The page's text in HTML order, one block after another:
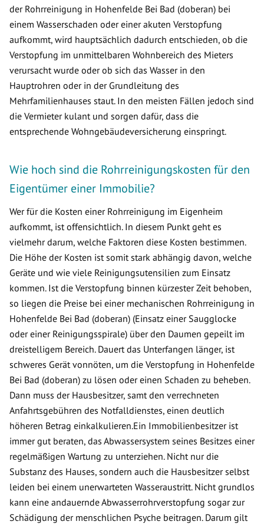
der Rohrreinigung in Hohenfelde Bei Bad (doberan) bei
einem Wasserschaden oder einer akuten Verstopfung
aufkommt, wird hauptsächlich dadurch entschieden, ob die
Verstopfung im unmittelbaren Wohnbereich des Mieters
verursacht wurde oder ob sich das Wasser in den
Hauptrohren oder in der Grundleitung des
Mehrfamilienhauses staut. In den meisten Fällen jedoch sind
die Vermieter kulant und sorgen dafür, dass die
entsprechende Wohngebäudeversicherung einspringt.
Wie hoch sind die Rohrreinigungskosten für den
Eigentümer einer Immobilie?
Wer für die Kosten einer Rohrreinigung im Eigenheim
aufkommt, ist offensichtlich. In diesem Punkt geht es
vielmehr darum, welche Faktoren diese Kosten bestimmen.
Die Höhe der Kosten ist somit stark abhängig davon, welche
Geräte und wie viele Reinigungsutensilien zum Einsatz
kommen. Ist die Verstopfung binnen kürzester Zeit behoben,
so liegen die Preise bei einer mechanischen Rohrreinigung in
Hohenfelde Bei Bad (doberan) (Einsatz einer Saugglocke
oder einer Reinigungsspirale) über den Daumen gepeilt im
dreistelligem Bereich. Dauert das Unterfangen länger, ist
schweres Gerät vonnöten, um die Verstopfung in Hohenfelde
Bei Bad (doberan) zu lösen oder einen Schaden zu beheben.
Dann muss der Hausbesitzer, samt den verrechneten
Anfahrtsgebühren des Notfalldienstes, einen deutlich
höheren Betrag einkalkulieren.Ein Immobilienbesitzer ist
immer gut beraten, das Abwassersystem seines Besitzes einer
regelmäßigen Wartung zu unterziehen. Nicht nur die
Substanz des Hauses, sondern auch die Hausbesitzer selbst
leiden bei einem unerwarteten Wasseraustritt. Nicht grundlos
kann eine andauernde Abwasserrohrverstopfung sogar zur
Schädigung der menschlichen Psyche beitragen. Darum gilt